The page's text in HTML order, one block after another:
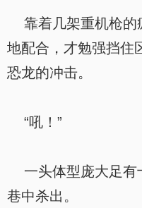
靠着几架重机枪的
地配合，才勉强挡住
恐龙的冲击。
“吼！”
一头体型庞大足有
巷中杀出。